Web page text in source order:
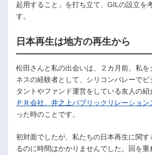
起用すること」を打ち立て、GILの設立を
す。
日本再生は地方の再生から
松田さんと私の出会いは、２カ月前。私を
ネスの経験者として、シリコンバレーで
タントやファンド運営をしている友人の紹
ＰＲ会社、井之上パブリックリレーション
った時のことです。
初対面でしたが、私たちの日本再生に関す
るのに時間はかかりませんでした。回を